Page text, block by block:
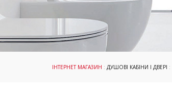
ІНТЕРНЕТ МАГАЗИН : ДУШОВІ КАБІНИ І ДВЕРІ :